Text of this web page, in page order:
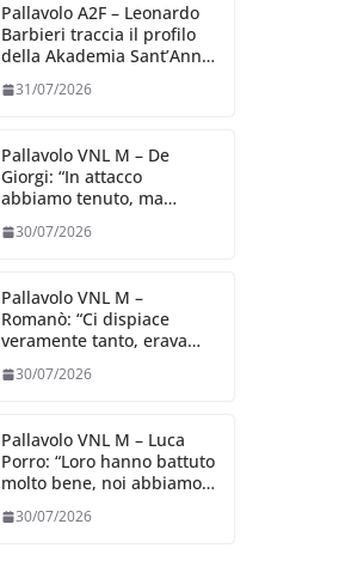
Pallavolo A2F – Leonardo
Barbieri traccia il profilo
della Akademia Sant’Anna
31/07/2026
Pallavolo VNL M – De
Giorgi: “In attacco
abbiamo tenuto, ma
dalla prestazione in
30/07/2026
Pallavolo VNL M –
Romanò: “Ci dispiace
veramente tanto, eravamo
impareremo”
30/07/2026
Pallavolo VNL M – Luca
Porro: “Loro hanno battuto
molto bene, noi abbiamo
spunto su cui lavorare e
30/07/2026